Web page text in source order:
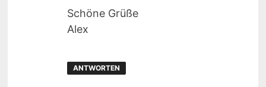
Schöne Grüße
Alex
ANTWORTEN